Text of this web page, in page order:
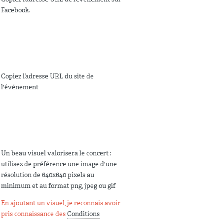
Facebook.
Copiez l’adresse URL du site de
l'événement
Un beau visuel valorisera le concert :
utilisez de préférence une image d'une
résolution de 640x640 pixels au
minimum et au format png, jpeg ou gif
En ajoutant un visuel, je reconnais avoir
pris connaissance desConditions